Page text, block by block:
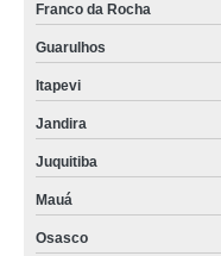
Franco da Rocha
Guarulhos
Itapevi
Jandira
Juquitiba
Mauá
Osasco